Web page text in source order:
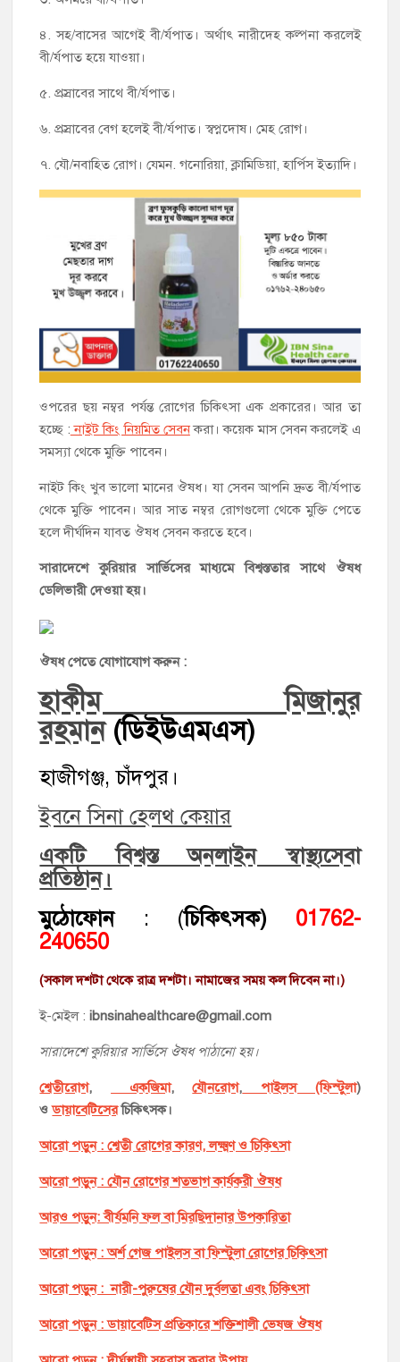
৪. সহ/বাসের আগেই বী/র্যপাত। অর্থাৎ নারীদেহ কল্পনা করলেই
বী/র্যপাত হয়ে যাওয়া।
৫. প্রস্রাবের সাথে বী/র্যপাত।
৬. প্রস্রাবের বেগ হলেই বী/র্যপাত। স্বপ্নদোষ। মেহ রোগ।
৭. যৌ/নবাহিত রোগ। যেমন. গনোরিয়া, ক্লামিডিয়া, হার্পিস ইত্যাদি।
ওপরের ছয় নম্বর পর্যন্ত রোগের চিকিৎসা এক প্রকারের। আর তা
হচ্ছে : নাইট কিং নিয়মিত সেবনকরা। কয়েক মাস সেবন করলেই এ
সমস্যা থেকে মুক্তি পাবেন।
নাইট কিং খুব ভালো মানের ঔষধ। যা সেবন আপনি দ্রুত বী/র্যপাত
থেকে মুক্তি পাবেন। আর সাত নম্বর রোগগুলো থেকে মুক্তি পেতে
হলে দীর্ঘদিন যাবত ঔষধ সেবন করতে হবে।
সারাদেশে কুরিয়ার সার্ভিসের মাধ্যমে বিশ্বস্ততার সাথে ঔষধ
ডেলিভারী দেওয়া হয়।
ঔষধ পেতে যোগাযোগ করুন :
হাকীম মিজানুর
রহমান(ডিইউএমএস)
হাজীগঞ্জ, চাঁদপুর।
ইবনে সিনা হেলথ কেয়ার
একটি বিশ্বস্ত অনলাইন স্বাস্থ্যসেবা
প্রতিষ্ঠান।
মুঠোফোন: (চিকিৎসক) 01762-
240650
(সকাল দশটা থেকে রাত্র দশটা। নামাজের সময় কল দিবেন না।)
ই-মেইল :ibnsinahealthcare@gmail.com
সারাদেশে কুরিয়ার সার্ভিসে ঔষধ পাঠানো হয়।
শ্বেতীরোগ, একজিমা,যৌনরোগ, পাইলস (ফিস্টুলা)
ওডায়াবেটিসেরচিকিৎসক।
আরো পড়ুন : শ্বেতী রোগের কারণ, লক্ষ্মণ ও চিকিৎসা
আরো পড়ুন : যৌন রোগের শতভাগ কার্যকরী ঔষধ
আরও পড়ুন: বীর্যমনি ফল বা মিরছিদানার উপকারিতা
আরো পড়ুন : অর্শ গেজ পাইলস বা ফিস্টুলা রোগের চিকিৎসা
আরো পড়ুন : নারী-পুরুষের যৌন দুর্বলতা এবং চিকিৎসা
আরো পড়ুন : ডায়াবেটিস প্রতিকারে শক্তিশালী ভেষজ ঔষধ